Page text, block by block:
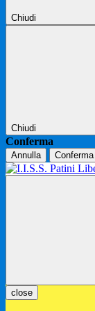
Chiudi
Chiudi
Conferma
Annulla Conferma
close